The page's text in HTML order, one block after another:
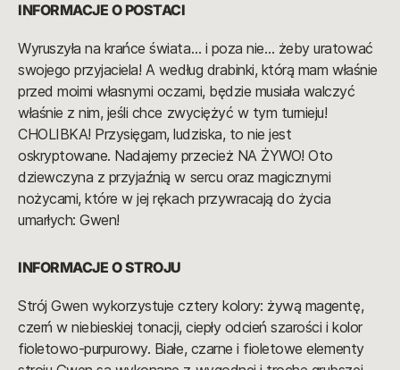
INFORMACJE O POSTACI
Wyruszyła na krańce świata… i poza nie… żeby uratować
swojego przyjaciela! A według drabinki, którą mam właśnie
przed moimi własnymi oczami, będzie musiała walczyć
właśnie z nim, jeśli chce zwyciężyć w tym turnieju!
CHOLIBKA! Przysięgam, ludziska, to nie jest
oskryptowane. Nadajemy przecież NA ŻYWO! Oto
dziewczyna z przyjaźnią w sercu oraz magicznymi
nożycami, które w jej rękach przywracają do życia
umarłych: Gwen!
INFORMACJE O STROJU
Strój Gwen wykorzystuje cztery kolory: żywą magentę,
czerń w niebieskiej tonacji, ciepły odcień szarości i kolor
fioletowo-purpurowy. Białe, czarne i fioletowe elementy